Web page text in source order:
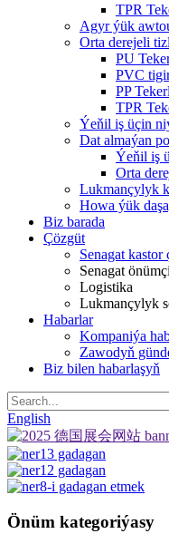
TPR
Agyr ýük
Orta derejeli
PU
PVC
PP
TPR
Ýeňil iş üçin
Dat almaýan
Ýeňil iş
Orta
Lukmançylyk
Howa ýük
Biz barada
Çözgüt
Senagat kastor
Senagat
Logistika
Lukmançylyk
Habarlar
Kompaniýa
Zawodyň
Biz bilen habarlaşyň
English
Önüm kategoriýasy